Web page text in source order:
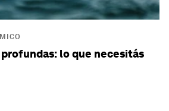
lo que necesitás